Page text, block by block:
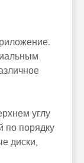
углу
по порядку
диски,